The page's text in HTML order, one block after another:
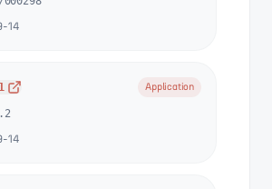
14
Application
14